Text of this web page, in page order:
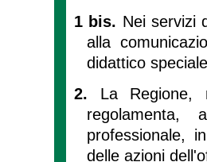
1 bis. Nei servizi
alla
didattico
2. La Regione,
professionale,
delle azioni